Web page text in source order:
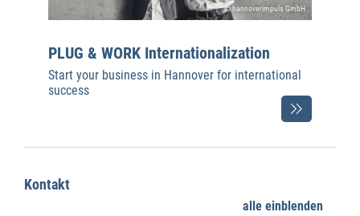
© hannoverimpuls GmbH
PLUG & WORK Internationalization
Start your business in Hannover for international
success
Kontakt
alle einblenden